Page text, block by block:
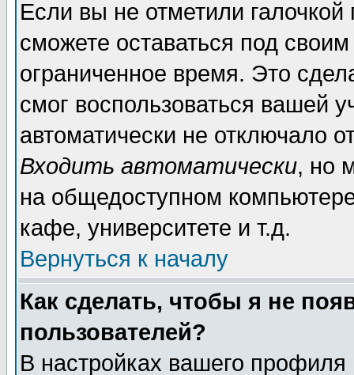
Если вы не отметили галочкой
сможете оставаться под
ограниченное время. Это
смог воспользоваться вашей
автоматически не отключало
Входить автоматически, но
на общедоступном
кафе, университете и т.д.
Вернуться к началу
Как сделать, чтобы я не
пользователей?
В настройках вашего